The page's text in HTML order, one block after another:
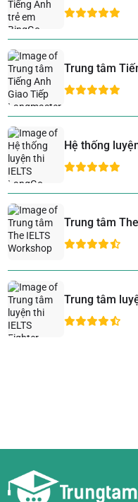
Trung tâm
Hệ thống
Trung tâm
Trung tâm